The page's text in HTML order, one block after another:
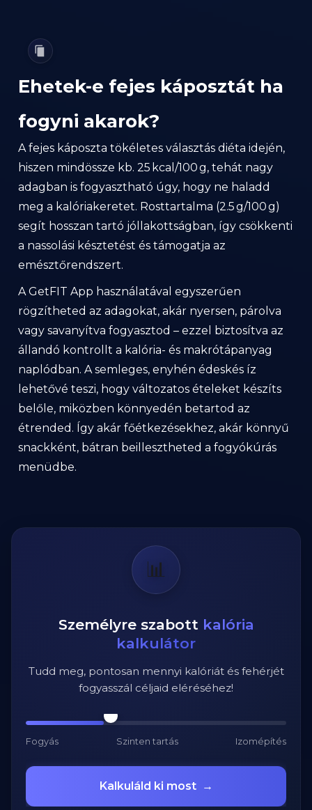
Ehetek-e fejes káposztát ha
fogyni akarok?
A fejes káposzta tökéletes választás diéta idején,
hiszen mindössze kb. 25 kcal/100 g, tehát nagy
adagban is fogyasztható úgy, hogy ne haladd
meg a kalóriakeretet. Rosttartalma (2.5 g/100 g)
segít hosszan tartó jóllakottságban, így csökkenti
a nassolási késztetést és támogatja az
emésztőrendszert.
A GetFIT App használatával egyszerűen
rögzítheted az adagokat, akár nyersen, párolva
vagy savanyítva fogyasztod – ezzel biztosítva az
állandó kontrollt a kalória- és makrótápanyag
naplódban. A semleges, enyhén édeskés íz
lehetővé teszi, hogy változatos ételeket készíts
belőle, miközben könnyedén betartod az
étrended. Így akár főétkezésekhez, akár könnyű
snackként, bátran beillesztheted a fogyókúrás
menüdbe.
📊
Személyre szabott kalória
kalkulátor
Tudd meg, pontosan mennyi kalóriát és fehérjét
fogyasszál céljaid eléréséhez!
Fogyás Szinten tartás Izomépítés
Kalkuláld ki most →